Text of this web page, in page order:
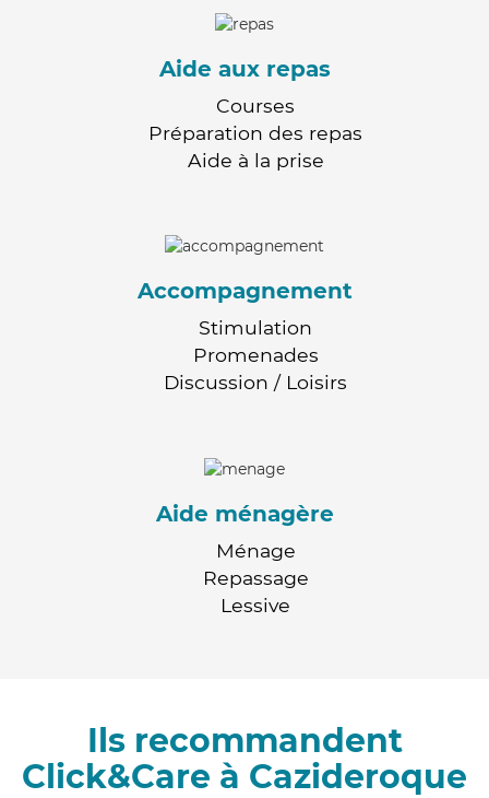
Aide aux repas
Courses
Préparation des repas
Aide à la prise
Accompagnement
Stimulation
Promenades
Discussion / Loisirs
Aide ménagère
Ménage
Repassage
Lessive
Ils recommandent
Click&Care à Cazideroque